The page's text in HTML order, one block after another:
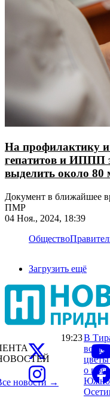
На профилактику
гепатитов и ИППП
выделить около 80
Документ в ближайшее
ПМР
04 Ноя., 2024, 18:39
Общество
Загрузить ещё
новости →
19:23В
цветы
о